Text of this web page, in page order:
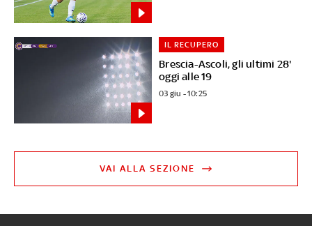
Brescia-Ascoli, gli ultimi 28'
oggi alle 19
IL RECUPERO
03 giu - 10:25
VAI ALLA SEZIONE